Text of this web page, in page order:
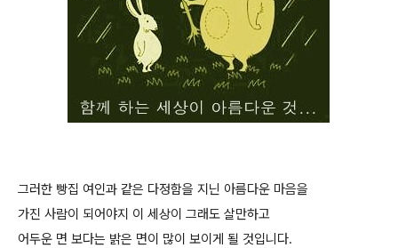
그러한 빵집 여인과 같은 다정함을 지닌 아름다운 마음을
가진 사람이 되어야지 이 세상이 그래도 살만하고
어두운 면 보다는 밝은 면이 많이 보이게 될 것입니다.